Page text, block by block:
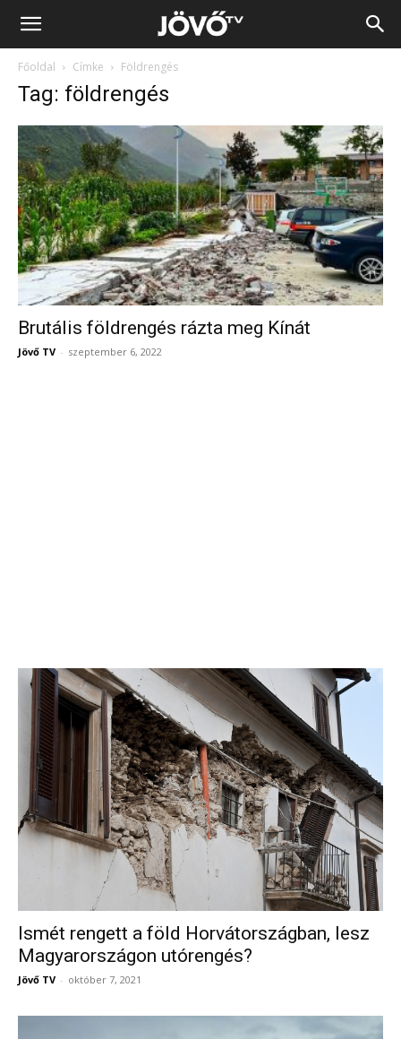
Jövő
Főoldal Címke Földrengés
Tag: földrengés
Brutális földrengés rázta meg Kínát
Jövő TV - szeptember 6, 2022
Ismét rengett a föld Horvátországban, lesz
Magyarországon utórengés?
Jövő TV - október 7, 2021